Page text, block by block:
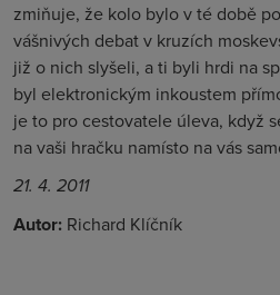
zmiňuje, že kolo bylo v té době
vášnivých debat v kruzích
již o nich slyšeli, a ti byli hrdi na
byl elektronickým inkoustem
je to pro cestovatele úleva, když
na vaši hračku namísto na vás
21. 4. 2011
Autor: Richard Klíčník